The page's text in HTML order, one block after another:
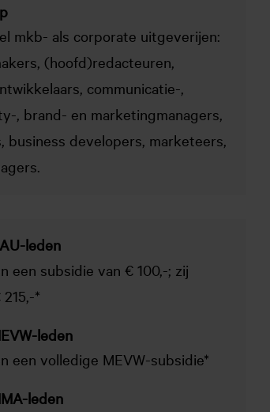
mkb- als corporate uitgeverijen:
(hoofd)redacteuren,
communicatie-,
, brand- en marketingmanagers,
business developers, marketeers,
leden
een subsidie van € 100,-; zij
*
leden
een volledige MEVW-subsidie*
leden